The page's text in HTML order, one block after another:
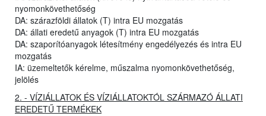
nyomonkövethetőség
DA: szárazföldi állatok (T) intra EU mozgatás
DA: állati eredetű anyagok (T) intra EU mozgatás
DA: szaporítóanyagok létesítmény engedélyezés és intra EU
mozgatás
IA: üzemeltetők kérelme, műszalma nyomonkövethetőség,
jelölés
2. - VÍZIÁLLATOK ÉS VÍZIÁLLATOKTÓL SZÁRMAZÓ ÁLLATI
EREDETŰ TERMÉKEK